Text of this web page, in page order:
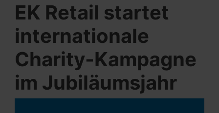
EK Retail startet
internationale
Charity-Kampagne
im Jubiläumsjahr